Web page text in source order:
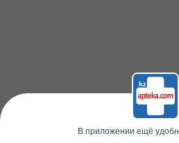
В приложении ещё